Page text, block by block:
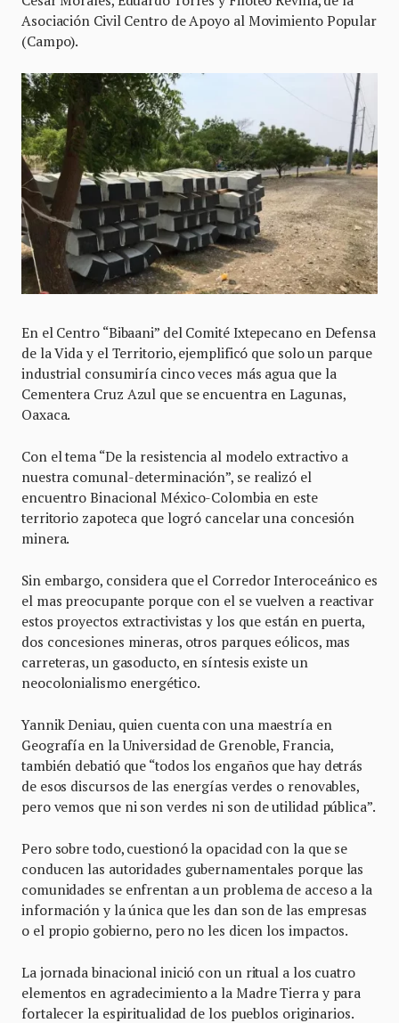
Asociación Civil Centro de Apoyo al Movimiento Popular
(Campo).
En el Centro “Bibaani” del Comité Ixtepecano en Defensa
de la Vida y el Territorio, ejemplificó que solo un parque
industrial consumiría cinco veces más agua que la
Cementera Cruz Azul que se encuentra en Lagunas,
Oaxaca.
Con el tema “De la resistencia al modelo extractivo a
nuestra comunal-determinación”, se realizó el
encuentro Binacional México-Colombia en este
territorio zapoteca que logró cancelar una concesión
minera.
Sin embargo, considera que el Corredor Interoceánico es
el mas preocupante porque con el se vuelven a reactivar
estos proyectos extractivistas y los que están en puerta,
dos concesiones mineras, otros parques eólicos, mas
carreteras, un gasoducto, en síntesis existe un
neocolonialismo energético.
Yannik Deniau, quien cuenta con una maestría en
Geografía en la Universidad de Grenoble, Francia,
también debatió que “todos los engaños que hay detrás
de esos discursos de las energías verdes o renovables,
pero vemos que ni son verdes ni son de utilidad pública”.
Pero sobre todo, cuestionó la opacidad con la que se
conducen las autoridades gubernamentales porque las
comunidades se enfrentan a un problema de acceso a la
información y la única que les dan son de las empresas
o el propio gobierno, pero no les dicen los impactos.
La jornada binacional inició con un ritual a los cuatro
elementos en agradecimiento a la Madre Tierra y para
fortalecer la espiritualidad de los pueblos originarios.